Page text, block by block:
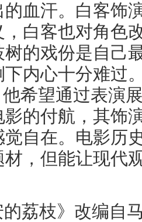
血汗。白客饰
白客也对角色
的戏份是自己
内心十分难过
他希望通过表演
的付航，其饰
自在。电影历
材，但能让现代
荔枝》改编自